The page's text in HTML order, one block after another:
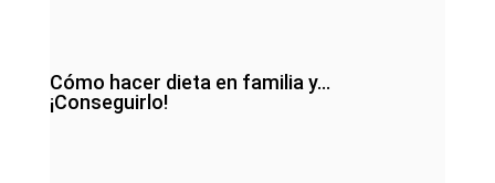
Cómo hacer dieta en familia y…
¡Conseguirlo!